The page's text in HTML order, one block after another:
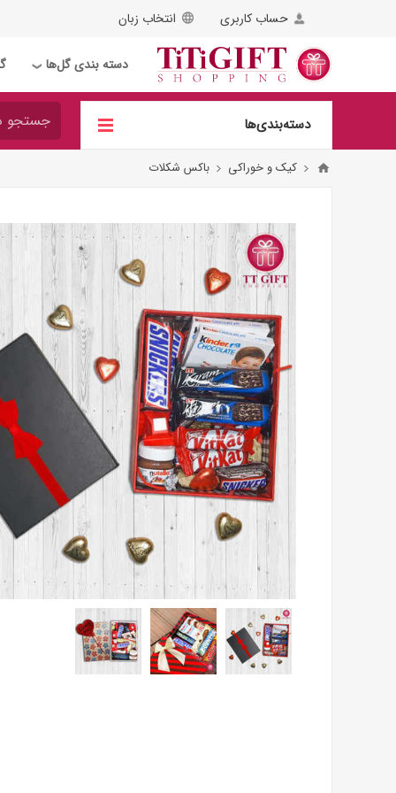
حساب کاربری انتخاب زبان
دسته بندی گل‌ها ❯
دسته‌بندی‌ها
کیک و خوراکی باکس شکلات